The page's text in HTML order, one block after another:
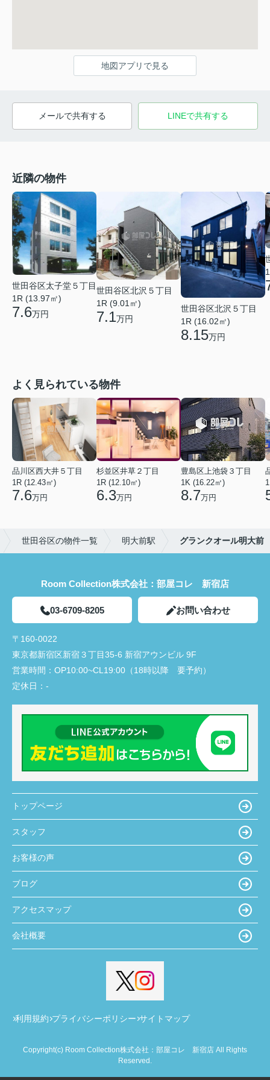
地図アプリで見る
メールで共有する LINEで共有する
近隣の物件
世田谷区太子堂５丁目
1R (13.97㎡)
7.6万円
世田谷区北沢５丁目
1R (9.01㎡)
7.1万円
世田谷区北沢５丁目
1R (16.02㎡)
8.15万円
よく見られている物件
品川区西大井５丁目
1R (12.43㎡)
7.6万円
杉並区井草２丁目
1R (12.10㎡)
6.3万円
豊島区上池袋３丁目
1K (16.22㎡)
8.7万円
世田谷区の物件一覧 明大前駅 グランクオール明大前
Room Collection株式会社：部屋コレ 新宿店
03-6709-8205 お問い合わせ
〒160-0022
東京都新宿区新宿３丁目35-6 新宿アウンビル 9F
営業時間： OP10:00~CL19:00（18時以降 要予約）
定休日： -
トップページ
スタッフ
お客様の声
ブログ
アクセスマップ
会社概要
利用規約 プライバシーポリシー サイトマップ
Copyright(c) Room Collection株式会社：部屋コレ 新宿店 All Rights
Reserved.